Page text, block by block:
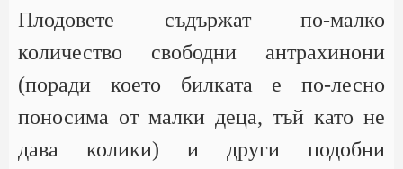
Плодовете съдържат по-малко
количество свободни антрахинони
(поради което билката е по-лесно
поносима от малки деца, тъй като не
дава колики) и други подобни